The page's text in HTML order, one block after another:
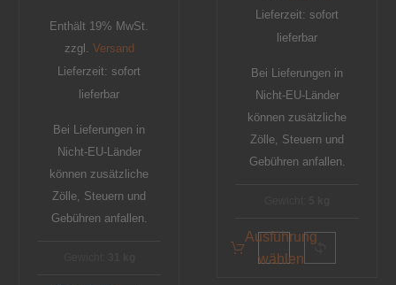
Enthält 19% MwSt.
zzgl. Versand
Lieferzeit: sofort
lieferbar
Bei Lieferungen in
Nicht-EU-Länder
können zusätzliche
Zölle, Steuern und
Gebühren anfallen.
Lieferzeit: sofort
lieferbar
Bei Lieferungen in
Nicht-EU-Länder
können zusätzliche
Zölle, Steuern und
Gebühren anfallen.
Ausführung
wählen